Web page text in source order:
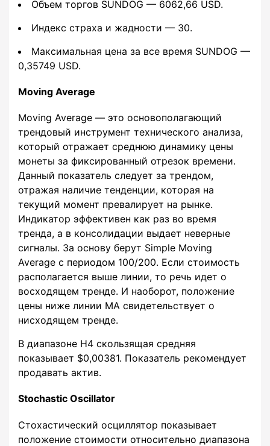
Объем торгов SUNDOG — 6062,66 USD.
Индекс страха и жадности — 30.
Максимальная цена за все время SUNDOG —
0,35749 USD.
Moving Average
Moving Average — это основополагающий
трендовый инструмент технического анализа,
который отражает среднюю динамику цены
монеты за фиксированный отрезок времени.
Данный показатель следует за трендом,
отражая наличие тенденции, которая на
текущий момент превалирует на рынке.
Индикатор эффективен как раз во время
тренда, а в консолидации выдает неверные
сигналы. За основу берут Simple Moving
Average с периодом 100/200. Если стоимость
располагается выше линии, то речь идет о
восходящем тренде. И наоборот, положение
цены ниже линии MA свидетельствует о
нисходящем тренде.
В диапазоне H4 скользящая средняя
показывает $0,00381. Показатель рекомендует
продавать актив.
Stochastic Oscillator
Стохастический осциллятор показывает
положение стоимости относительно диапазона